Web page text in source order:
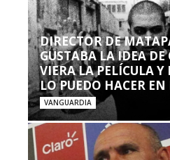
DIRECTOR DE
GUSTABA LA IDEA DE
VIERA LA PELÍCULA Y
LO PUEDO HACER EN
VANGUARDIA